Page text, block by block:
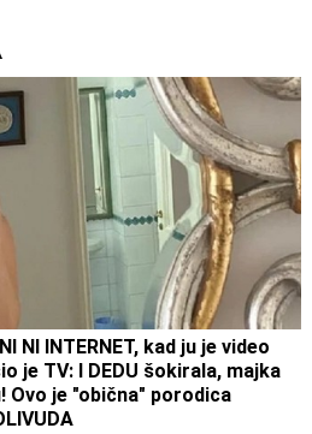
NI INTERNET, kad ju je video
je TV: I DEDU šokirala, majka
Ovo je "obična" porodica